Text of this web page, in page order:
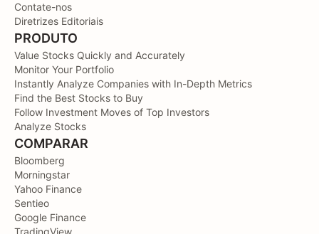
Contate-nos
Diretrizes Editoriais
PRODUTO
Value Stocks Quickly and Accurately
Monitor Your Portfolio
Instantly Analyze Companies with In-Depth Metrics
Find the Best Stocks to Buy
Follow Investment Moves of Top Investors
Analyze Stocks
COMPARAR
Bloomberg
Morningstar
Yahoo Finance
Sentieo
Google Finance